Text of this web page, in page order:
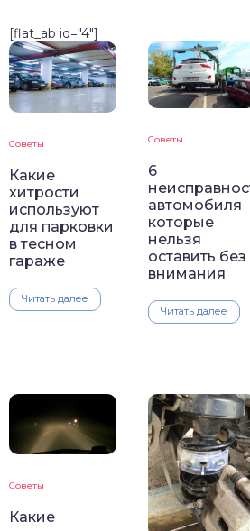
[flat_ab id="4"]
Советы
Какие
хитрости
используют
для парковки
в тесном
гараже
Читать далее
Советы
6
автомобиля
которые
нельзя
оставить без
внимания
Читать далее
Советы
Какие